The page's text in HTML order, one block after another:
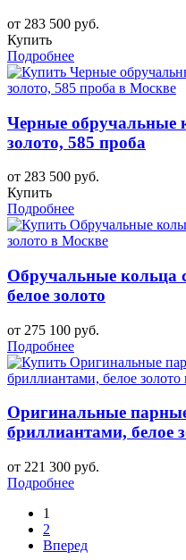
от 283 500 руб.
Купить
Подробнее
Черные обручальные
золото, 585 проба
от 283 500 руб.
Купить
Подробнее
Обручальные кольца
белое золото
от 275 100 руб.
Подробнее
Оригинальные
бриллиантами, белое
от 221 300 руб.
Подробнее
1
2
Вперед